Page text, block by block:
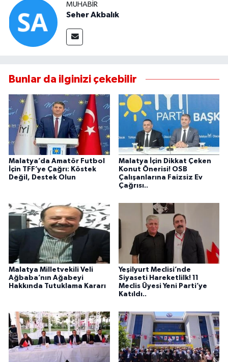
MUHABIR
Seher Akbalık
Bunlar da ilginizi çekebilir
Malatya’da Amatör Futbol
İçin TFF’ye Çağrı: Köstek
Değil, Destek Olun
Malatya İçin Dikkat Çeken
Konut Önerisi! OSB
Çalışanlarına Faizsiz Ev
Çağrısı..
Malatya Milletvekili Veli
Ağbaba’nın Ağabeyi
Hakkında Tutuklama Kararı
Yeşilyurt Meclisi’nde
Siyaseti Hareketlilk! 11
Meclis Üyesi Yeni Parti’ye
Katıldı..